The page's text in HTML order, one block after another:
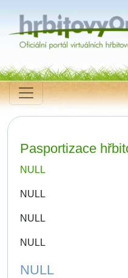
Pasportizace
NULL
NULL
NULL
NULL
NULL